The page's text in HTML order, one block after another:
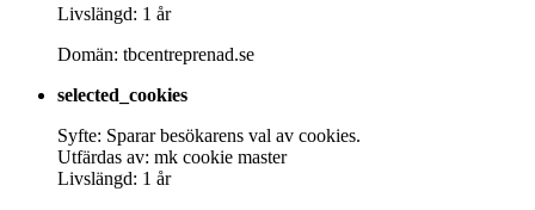
Livslängd: 1 år
Domän: tbcentreprenad.se
selected_cookies
Syfte: Sparar besökarens val av cookies.
Utfärdas av: mk cookie master
Livslängd: 1 år